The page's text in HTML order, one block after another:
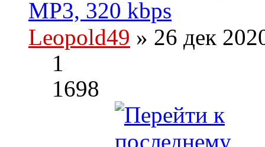
MP3, 320 kbps
Leopold49 » 26 дек
1
1698